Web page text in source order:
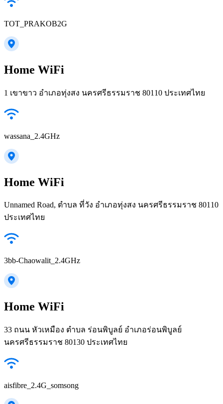
TOT_PRAKOB2G
Home WiFi
1 เขาขาว อำเภอทุ่งสง นครศรีธรรมราช 80110 ประเทศไทย
wassana_2.4GHz
Home WiFi
Unnamed Road, ตำบล ที่วัง อำเภอทุ่งสง นครศรีธรรมราช 80110
ประเทศไทย
3bb-Chaowalit_2.4GHz
Home WiFi
33 ถนน หัวเหมือง ตำบล ร่อนพิบูลย์ อำเภอร่อนพิบูลย์
นครศรีธรรมราช 80130 ประเทศไทย
aisfibre_2.4G_somsong